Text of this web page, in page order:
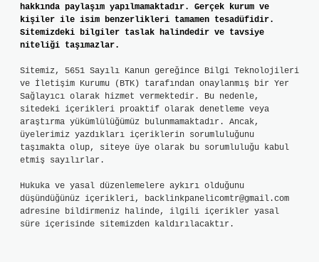
hakkında paylaşım yapılmamaktadır. Gerçek kurum ve
kişiler ile isim benzerlikleri tamamen tesadüfidir.
Sitemizdeki bilgiler taslak halindedir ve tavsiye
niteliği taşımazlar.
Sitemiz, 5651 Sayılı Kanun gereğince Bilgi Teknolojileri
ve İletişim Kurumu (BTK) tarafından onaylanmış bir Yer
Sağlayıcı olarak hizmet vermektedir. Bu nedenle,
sitedeki içerikleri proaktif olarak denetleme veya
araştırma yükümlülüğümüz bulunmamaktadır. Ancak,
üyelerimiz yazdıkları içeriklerin sorumluluğunu
taşımakta olup, siteye üye olarak bu sorumluluğu kabul
etmiş sayılırlar.
Hukuka ve yasal düzenlemelere aykırı olduğunu
düşündüğünüz içerikleri, backlinkpanelicomtr@gmail.com
adresine bildirmeniz halinde, ilgili içerikler yasal
süre içerisinde sitemizden kaldırılacaktır.